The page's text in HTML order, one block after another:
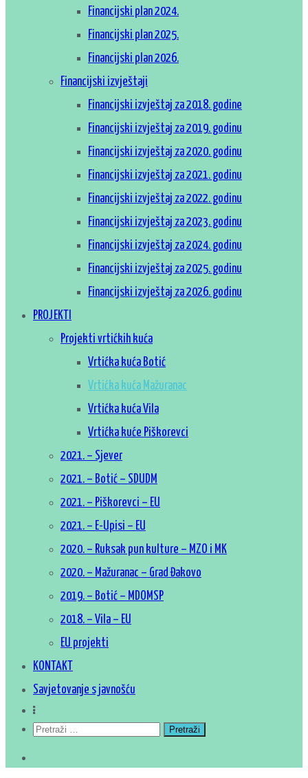
Financijski plan 2024.
Financijski plan 2025.
Financijski plan 2026.
Financijski izvještaji
Financijski izvještaj za 2018. godine
Financijski izvještaj za 2019. godinu
Financijski izvještaj za 2020. godinu
Financijski izvještaj za 2021. godinu
Financijski izvještaj za 2022. godinu
Financijski izvještaj za 2023. godinu
Financijski izvještaj za 2024. godinu
Financijski izvještaj za 2025. godinu
Financijski izvještaj za 2026. godinu
PROJEKTI
Projekti vrtićkih kuća
Vrtićka kuća Botić
Vrtićka kuća Mažuranac
Vrtićka kuća Vila
Vrtićka kuće Piškorevci
2021. – Sjever
2021. – Botić – SDUDM
2021. – Piškorevci – EU
2021. – E-Upisi – EU
2020. – Ruksak pun kulture – MZO i MK
2020. – Mažuranac – Grad Đakovo
2019. – Botić – MDOMSP
2018. – Vila – EU
EU projekti
KONTAKT
Savjetovanje s javnošću
Pretraži: